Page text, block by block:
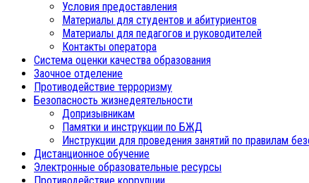
Условия предоставления
Материалы для студентов и абитуриентов
Материалы для педагогов и руководителей
Контакты оператора
Система оценки качества образования
Заочное отделение
Противодействие терроризму
Безопасность жизнедеятельности
Допризывникам
Памятки и инструкции по БЖД
Инструкции для проведения занятий по правилам
Дистанционное обучение
Электронные образовательные ресурсы